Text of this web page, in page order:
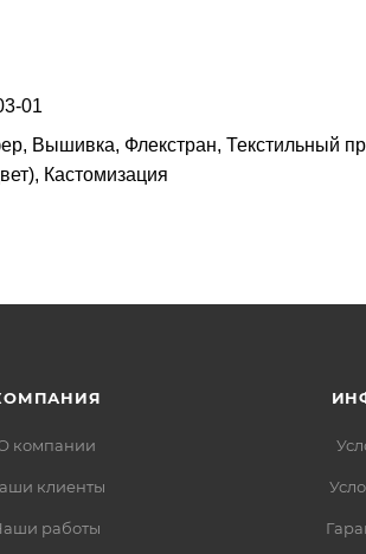
01
Вышивка, Флекстран, Текстильный
Кастомизация
компании
клиенты
работы